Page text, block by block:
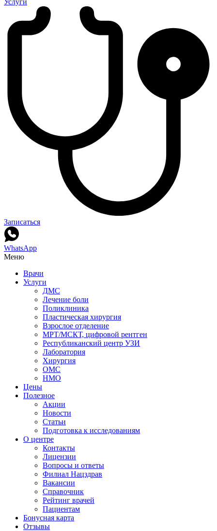
Записаться
WhatsApp
Меню
Врачи
Услуги
ДМС
Лечение боли
Поликлиника
Пластическая хирургия
Взрослое отделение
МРТ/МСКТ, цифровой рентген
Республиканский центр УЗИ
Лаборатория
Хирургия
ОМС
НМО
Цены
Полезное
Акции
Новости
Статьи
Подготовка к исследованиям
О центре
Контакты
Лицензии
Вопросы и ответы
Филиал Нацздрав
Вакансии
Справочник
Рейтинг врачей
Пациентам
Бонусная карта
Отзывы